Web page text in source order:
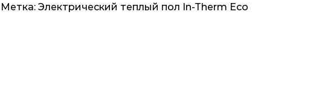
(Чехия)
Метка: Электрический теплый пол In-Therm Eco